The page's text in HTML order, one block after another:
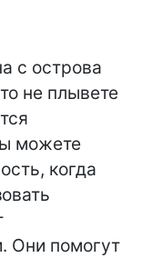
с острова
не плывете
можете
когда
Они помогут